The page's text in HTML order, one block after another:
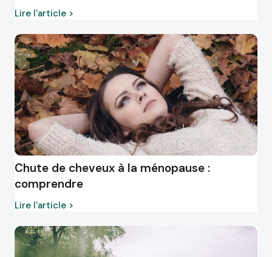
Lire l'article >
Chute de cheveux à la ménopause :
comprendre
Lire l'article >